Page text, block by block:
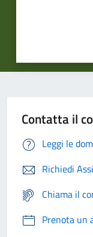
Contatta il
Leggi le
Richiedi
Chiama il
Prenota un